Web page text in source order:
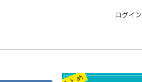
ログイン